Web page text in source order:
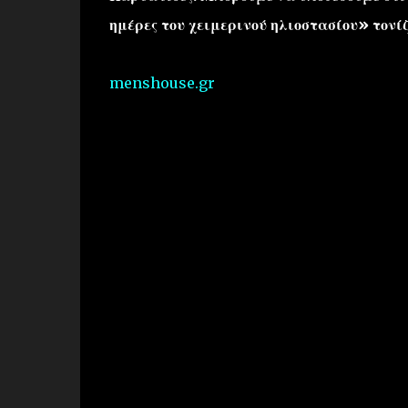
ημέρες του χειμερινού ηλιοστασίου»
menshouse.gr